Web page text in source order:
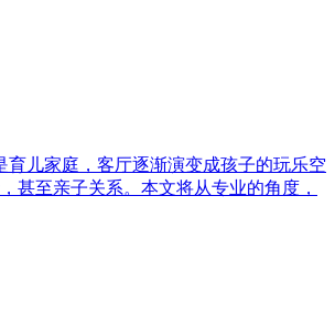
儿家庭，客厅逐渐演变成孩子的玩乐空
甚至亲子关系。本文将从专业的角度，